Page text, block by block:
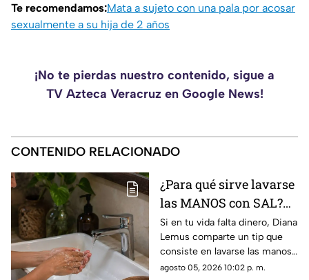
Te recomendamos:Mata a sujeto con una pala por acosar
sexualmente a su hija de 2 años
¡No te pierdas nuestro contenido, sigue a
TV Azteca Veracruz en Google News!
CONTENIDO RELACIONADO
¿Para qué sirve lavarse
las MANOS con SAL?
Este es su PODEROSO
EFECTO
Si en tu vida falta dinero, Diana
Lemus comparte un tip que
consiste en lavarse las manos
con sal. Aquí te contamos.
agosto 05, 2026 10:02 p. m.